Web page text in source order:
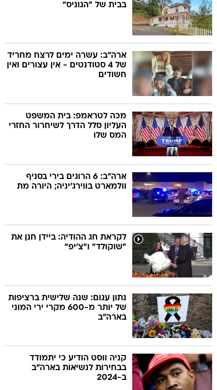
בבית של "הגוניס"
ארה"ב: עשרה ימים לרצח מחריד
של 4 סטודנטים - אין עצורים ואין
חשודים
מכה לטראמפ: בית המשפט
העליון סלל הדרך לשיחרור החזרי
המס שלו
ארה"ב: 6 הרוגים בירי בסניף
וולמארט בווירג'יניה; היורה מת
לקראת חג ההודיה: ביידן חנן את
"שוקולד" ו"צ'יפ"
נתון עגום: שנה שלישית ברציפות
של יותר מ-600 מקרי ירי המוני
בארה"ב
קניה ווסט הודיע כי יתמודד
בבחירות לנשיאות בארה"ב
ב-2024